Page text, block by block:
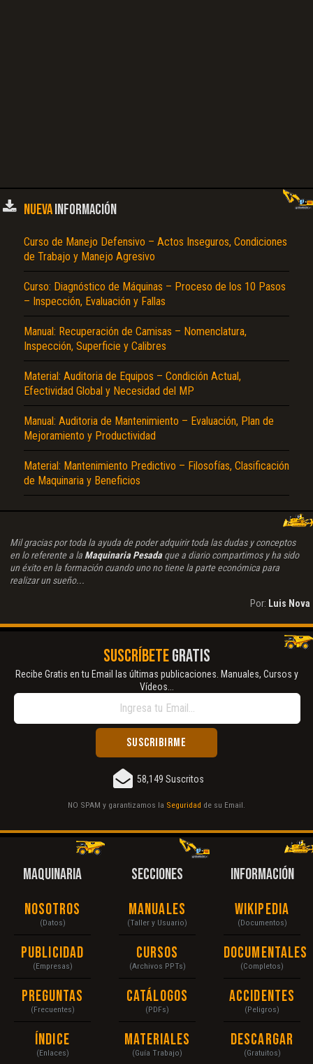
NUEVAINFORMACIÓN
Curso de Manejo Defensivo – Actos Inseguros, Condiciones
de Trabajo y Manejo Agresivo
Curso: Diagnóstico de Máquinas – Proceso de los 10 Pasos
– Inspección, Evaluación y Fallas
Manual: Recuperación de Camisas – Nomenclatura,
Inspección, Superficie y Calibres
Material: Auditoria de Equipos – Condición Actual,
Efectividad Global y Necesidad del MP
Manual: Auditoria de Mantenimiento – Evaluación, Plan de
Mejoramiento y Productividad
Material: Mantenimiento Predictivo – Filosofías, Clasificación
de Maquinaria y Beneficios
Mil gracias por toda la ayuda de poder adquirir toda las dudas y conceptos
en lo referente a la Maquinaria Pesadaque a diario compartimos y ha sido
un éxito en la formación cuando uno no tiene la parte económica para
realizar un sueño...
Por: Luis Nova
SUSCRÍBETEGRATIS
Recibe Gratis en tu Email las últimas publicaciones. Manuales, Cursos y
Vídeos...
58,149 Suscritos
NO SPAM y garantizamos la Seguridad de su Email.
MAQUINARIA
Nosotros
(Datos)
Publicidad
(Empresas)
Preguntas
(Frecuentes)
Índice
(Enlaces)
SECCIONES
Manuales
(Taller y Usuario)
Cursos
(Archivos PPTs)
Catálogos
(PDFs)
Materiales
(Guía Trabajo)
INFORMACIÓN
Wikipedia
(Documentos)
Documentales
(Completos)
Accidentes
(Peligros)
Descargar
(Gratuitos)